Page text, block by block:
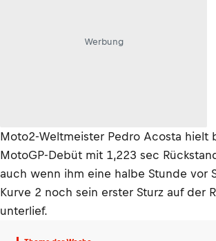
Werbung
Moto2-Weltmeister Pedro Acosta hielt
MotoGP-Debüt mit 1,223 sec
auch wenn ihm eine halbe Stunde vor
Kurve 2 noch sein erster Sturz auf der
unterlief.